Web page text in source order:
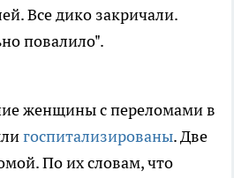
Все дико закричали.
повалило".
женщины с переломами в
госпитализированы. Две
По их словам, что